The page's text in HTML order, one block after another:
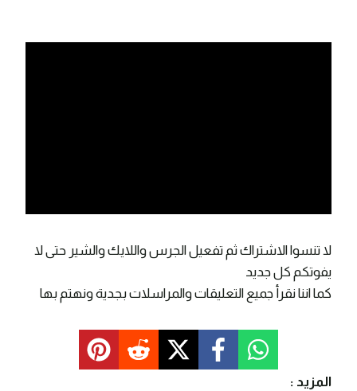
لا تنسوا الاشتراك ثم تفعيل الجرس واللايك والشير حتى لا
يفوتكم كل جديد
كما اننا نقرأ جميع التعليقات والمراسلات بجدية ونهتم بها
المزيد :